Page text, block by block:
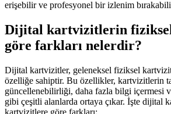
erişebilir ve profesyonel bir izlenim
Dijital kartvizitlerin
göre farkları nelerdir?
Dijital kartvizitler, geleneksel fiziksel
özelliğe sahiptir. Bu özellikler, kartvizitlerin
güncellenebilirliği, daha fazla bilgi içermesi
gibi çeşitli alanlarda ortaya çıkar. İşte dijital
kartvizitlere göre farkları: